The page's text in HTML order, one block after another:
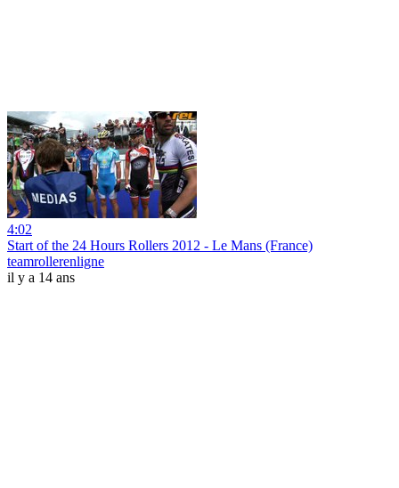
4:02
Start of the 24 Hours Rollers 2012 - Le Mans (France)
teamrollerenligne
il y a 14 ans